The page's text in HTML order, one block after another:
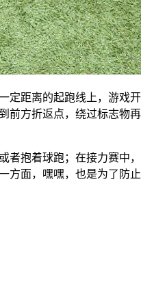
定距离的起跑线上，游戏
方折返点，绕过标志物
者抱着球跑；在接力赛中
面，嘿嘿，也是为了防